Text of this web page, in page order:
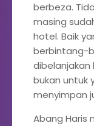
berbeza.
masing
hotel. Baik
berbintang-
dibelanjakan
bukan untuk
menyimpan
Abang Haris